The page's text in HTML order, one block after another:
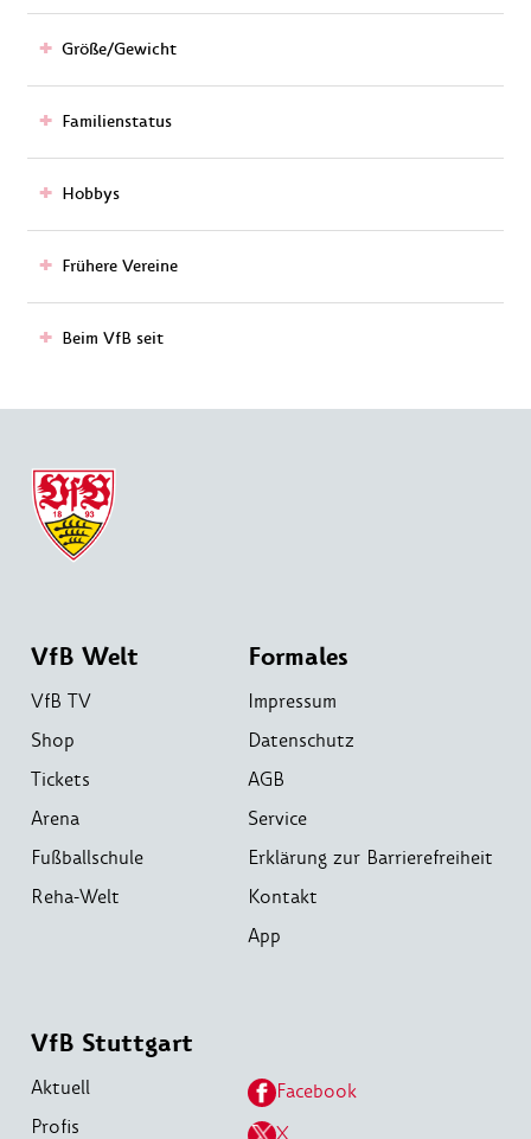
Größe/Gewicht
Familienstatus
Hobbys
Frühere Vereine
Beim VfB seit
VfB Welt
VfB TV
Shop
Tickets
Arena
Fußballschule
Reha-Welt
Formales
Impressum
Datenschutz
AGB
Service
Erklärung zur Barrierefreiheit
Kontakt
App
VfB Stuttgart
Aktuell
Profis
Facebook
X